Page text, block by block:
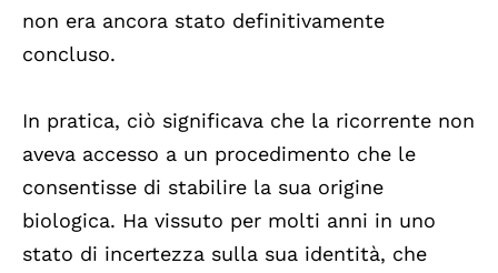
non era ancora stato definitivamente
concluso.
In pratica, ciò significava che la ricorrente non
aveva accesso a un procedimento che le
consentisse di stabilire la sua origine
biologica. Ha vissuto per molti anni in uno
stato di incertezza sulla sua identità, che